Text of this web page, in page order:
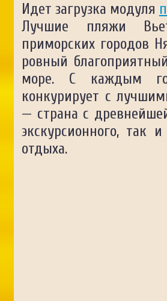
Идет загрузка модуля
Лучшие пляжи
приморских городов
ровный
море. С каждым
конкурирует с
— страна с
экскурсионного, так
отдыха.